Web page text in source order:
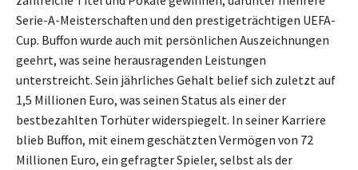
Serie-A-Meisterschaften und den prestigeträchtigen UEFA-
Cup. Buffon wurde auch mit persönlichen Auszeichnungen
geehrt, was seine herausragenden Leistungen
unterstreicht. Sein jährliches Gehalt belief sich zuletzt auf
1,5 Millionen Euro, was seinen Status als einer der
bestbezahlten Torhüter widerspiegelt. In seiner Karriere
blieb Buffon, mit einem geschätzten Vermögen von 72
Millionen Euro, ein gefragter Spieler, selbst als der